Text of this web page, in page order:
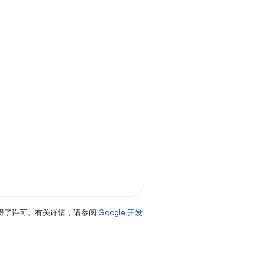
了许可。有关详情，请参阅 Google 开发